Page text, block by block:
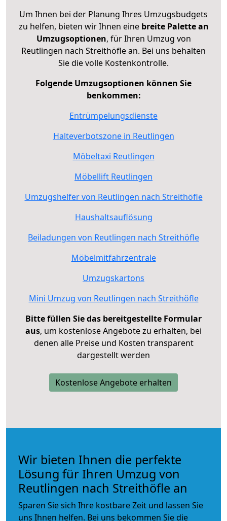
Um Ihnen bei der Planung Ihres Umzugsbudgets
zu helfen, bieten wir Ihnen eine breite Palette an
Umzugsoptionen, für Ihren Umzug von
Reutlingen nach Streithöfle an. Bei uns behalten
Sie die volle Kostenkontrolle.
Folgende Umzugsoptionen können Sie
benkommen:
Entrümpelungsdienste
Halteverbotszone in Reutlingen
Möbeltaxi Reutlingen
Möbellift Reutlingen
Umzugshelfer von Reutlingen nach Streithöfle
Haushaltsauflösung
Beiladungen von Reutlingen nach Streithöfle
Möbelmitfahrzentrale
Umzugskartons
Mini Umzug von Reutlingen nach Streithöfle
Bitte füllen Sie das bereitgestellte Formular
aus, um kostenlose Angebote zu erhalten, bei
denen alle Preise und Kosten transparent
dargestellt werden
Kostenlose Angebote erhalten
Wir bieten Ihnen die perfekte
Lösung für Ihren Umzug von
Reutlingen nach Streithöfle an
Sparen Sie sich Ihre kostbare Zeit und lassen Sie
uns Ihnen helfen. Bei uns bekommen Sie die